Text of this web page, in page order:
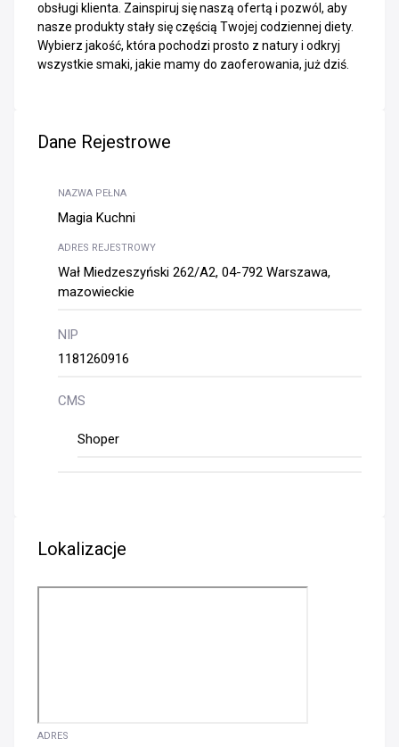
obsługi klienta. Zainspiruj się naszą ofertą i pozwól, aby
nasze produkty stały się częścią Twojej codziennej diety.
Wybierz jakość, która pochodzi prosto z natury i odkryj
wszystkie smaki, jakie mamy do zaoferowania, już dziś.
Dane Rejestrowe
NAZWA PEŁNA
Magia Kuchni
ADRES REJESTROWY
Wał Miedzeszyński 262/A2, 04-792 Warszawa,
mazowieckie
NIP
1181260916
CMS
Shoper
Lokalizacje
ADRES